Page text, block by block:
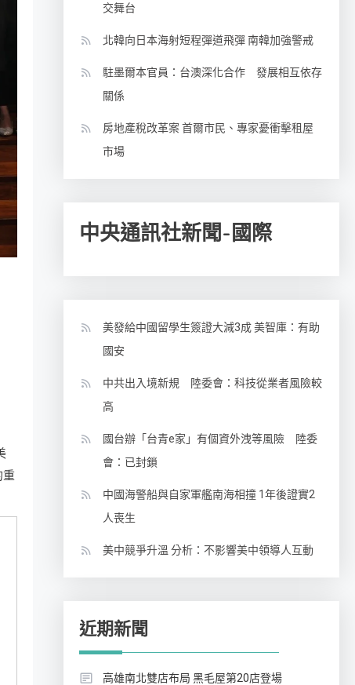
重
交舞台
北韓向日本海射短程彈道飛彈 南韓加強警戒
駐墨爾本官員：台澳深化合作 發展相互依存
關係
房地產稅改革案 首爾市民、專家憂衝擊租屋
市場
中央通訊社新聞-國際
美發給中國留學生簽證大減3成 美智庫：有助
國安
中共出入境新規 陸委會：科技從業者風險較
高
國台辦「台青e家」有個資外洩等風險 陸委
會：已封鎖
中國海警船與自家軍艦南海相撞 1年後證實2
人喪生
美中競爭升溫 分析：不影響美中領導人互動
近期新聞
高雄南北雙店布局 黑毛屋第20店登場